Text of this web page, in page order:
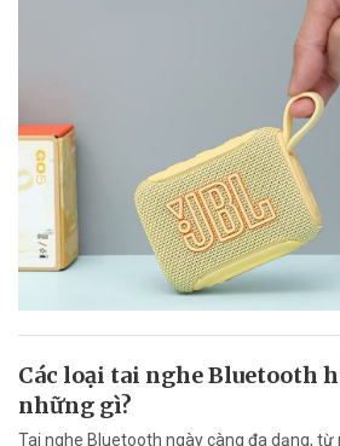
Các loại tai nghe Bluetooth
những gì?
Tai nghe Bluetooth ngày càng đa dạng,